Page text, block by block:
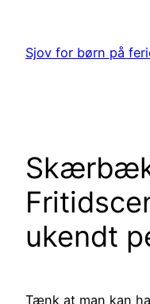
indhold
Sjov for børn på
ukendt
Tænk at man kan